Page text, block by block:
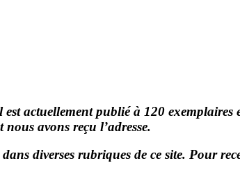
actuellement publié à 120 exemplaires
avons reçu l’adresse.
diverses rubriques de ce site. Pour